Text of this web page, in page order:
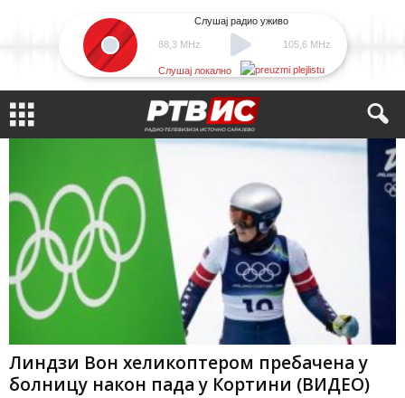
88,3 MHz
Слушај радио уживо
105,6 MHz
Слушај локално
Линдзи Вон хеликоптером пребачена у
болницу након пада у Кортини (ВИДЕО)